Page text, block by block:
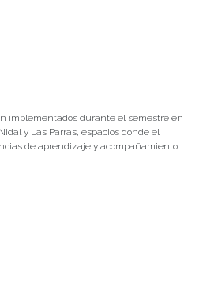
implementados durante el semestre en
y Las Parras, espacios donde el
de aprendizaje y acompañamiento.